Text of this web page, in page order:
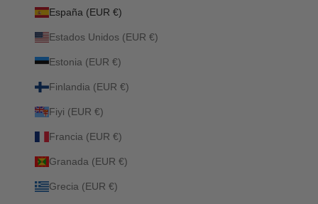
España (EUR €)
Estados Unidos (EUR €)
Estonia (EUR €)
Finlandia (EUR €)
Fiyi (EUR €)
Francia (EUR €)
Granada (EUR €)
Grecia (EUR €)